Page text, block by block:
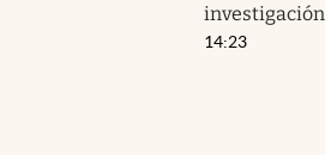
investigación
14:23